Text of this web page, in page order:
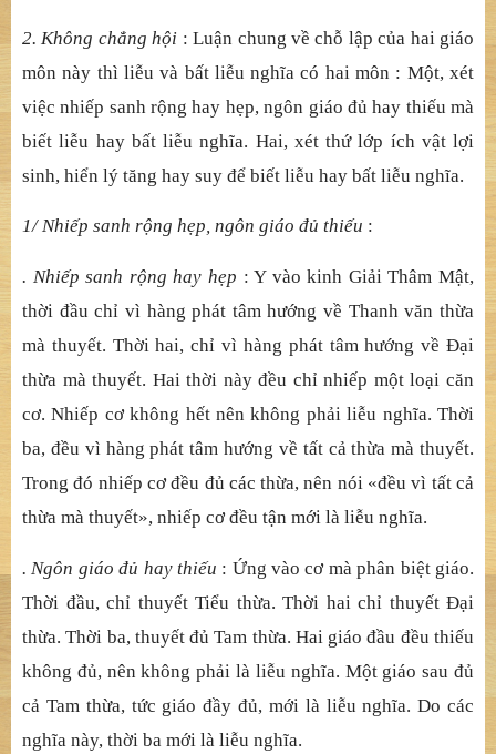
2. Không chẳng hội : Luận chung về chỗ lập của hai giáo
môn này thì liễu và bất liễu nghĩa có hai môn : Một, xét
việc nhiếp sanh rộng hay hẹp, ngôn giáo đủ hay thiếu mà
biết liễu hay bất liễu nghĩa. Hai, xét thứ lớp ích vật lợi
sinh, hiển lý tăng hay suy để biết liễu hay bất liễu nghĩa.
1/ Nhiếp sanh rộng hẹp, ngôn giáo đủ thiếu :
. Nhiếp sanh rộng hay hẹp : Y vào kinh Giải Thâm Mật,
thời đầu chỉ vì hàng phát tâm hướng về Thanh văn thừa
mà thuyết. Thời hai, chỉ vì hàng phát tâm hướng về Đại
thừa mà thuyết. Hai thời này đều chỉ nhiếp một loại căn
cơ. Nhiếp cơ không hết nên không phải liễu nghĩa. Thời
ba, đều vì hàng phát tâm hướng về tất cả thừa mà thuyết.
Trong đó nhiếp cơ đều đủ các thừa, nên nói «đều vì tất cả
thừa mà thuyết», nhiếp cơ đều tận mới là liễu nghĩa.
. Ngôn giáo đủ hay thiếu : Ứng vào cơ mà phân biệt giáo.
Thời đầu, chỉ thuyết Tiểu thừa. Thời hai chỉ thuyết Đại
thừa. Thời ba, thuyết đủ Tam thừa. Hai giáo đầu đều thiếu
không đủ, nên không phải là liễu nghĩa. Một giáo sau đủ
cả Tam thừa, tức giáo đầy đủ, mới là liễu nghĩa. Do các
nghĩa này, thời ba mới là liễu nghĩa.